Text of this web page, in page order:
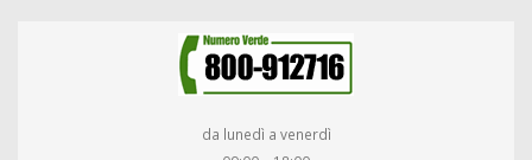
da lunedì a venerdì